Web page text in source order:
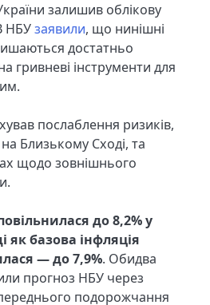
залишив облікову
НБУзаявили, що нинішні
достатньо
гривневі інструменти для
послаблення ризиків,
Близькому Сході, та
щодо зовнішнього
до 8,2% у
як базова інфляція
— до 7,9%. Обидва
прогноз НБУ через
подорожчання